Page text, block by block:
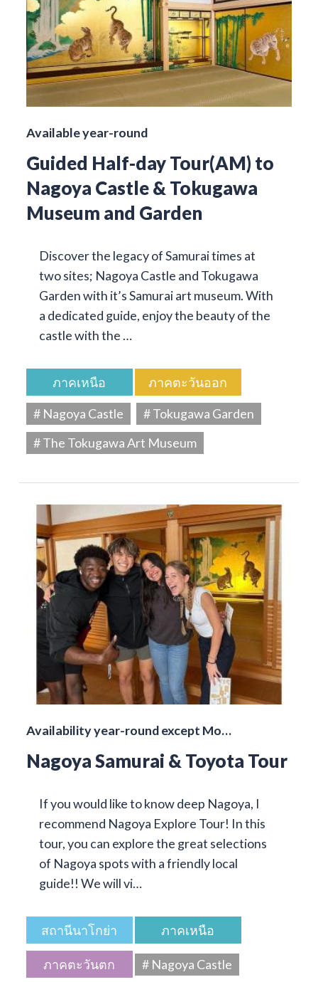
Available year-round
Guided Half-day Tour(AM) to
Nagoya Castle & Tokugawa
Museum and Garden
Discover the legacy of Samurai times at
two sites; Nagoya Castle and Tokugawa
Garden with it’s Samurai art museum. With
a dedicated guide, enjoy the beauty of the
castle with the …
ภาคเหนือ
ภาคตะวันออก
# Nagoya Castle
# Tokugawa Garden
# The Tokugawa Art Museum
Availability year-round except Mo…
Nagoya Samurai & Toyota Tour
If you would like to know deep Nagoya, I
recommend Nagoya Explore Tour! In this
tour, you can explore the great selections
of Nagoya spots with a friendly local
guide!! We will vi…
สถานีนาโกย่า ภาคเหนือ
ภาคตะวันตก
# Nagoya Castle